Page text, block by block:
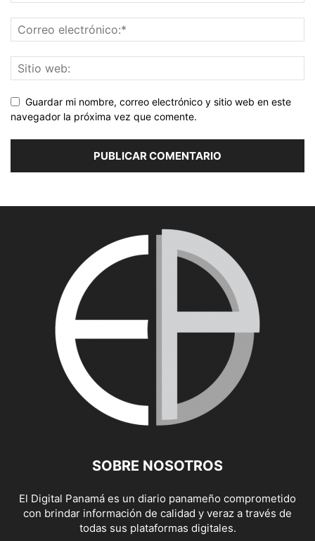
Guardar mi nombre, correo electrónico y sitio web en este
navegador la próxima vez que comente.
SOBRE NOSOTROS
El Digital Panamá es un diario panameño comprometido
con brindar información de calidad y veraz a través de
todas sus plataformas digitales.